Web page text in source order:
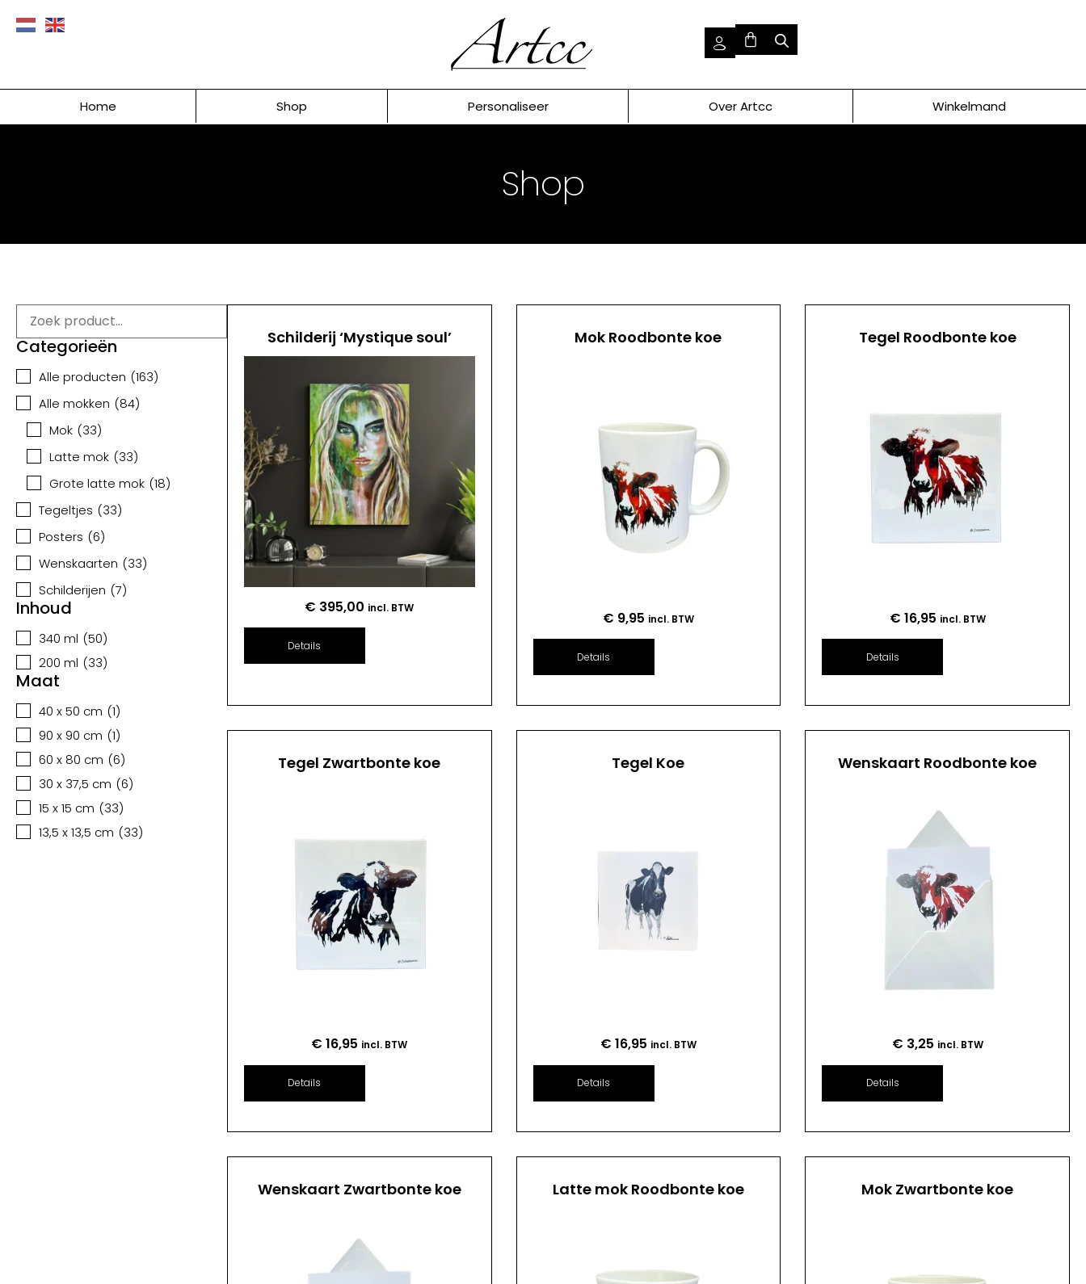
Home Shop Personaliseer Over Artcc Winkelmand
Shop
Categorieën
Alle producten (163)
Alle mokken (84)
Mok (33)
Latte mok (33)
Grote latte mok (18)
Tegeltjes (33)
Posters (6)
Wenskaarten (33)
Schilderijen (7)
Inhoud
340 ml (50)
200 ml (33)
Maat
40 x 50 cm (1)
90 x 90 cm (1)
60 x 80 cm (6)
30 x 37,5 cm (6)
15 x 15 cm (33)
13,5 x 13,5 cm (33)
Schilderij ‘Mystique soul’
€ 395,00 incl. BTW
Details
Mok Roodbonte koe
€ 9,95 incl. BTW
Details
Tegel Roodbonte koe
€ 16,95 incl. BTW
Details
Tegel Zwartbonte koe
€ 16,95 incl. BTW
Details
Tegel Koe
€ 16,95 incl. BTW
Details
Wenskaart Roodbonte koe
€ 3,25 incl. BTW
Details
Wenskaart Zwartbonte koe Latte mok Roodbonte koe Mok Zwartbonte koe